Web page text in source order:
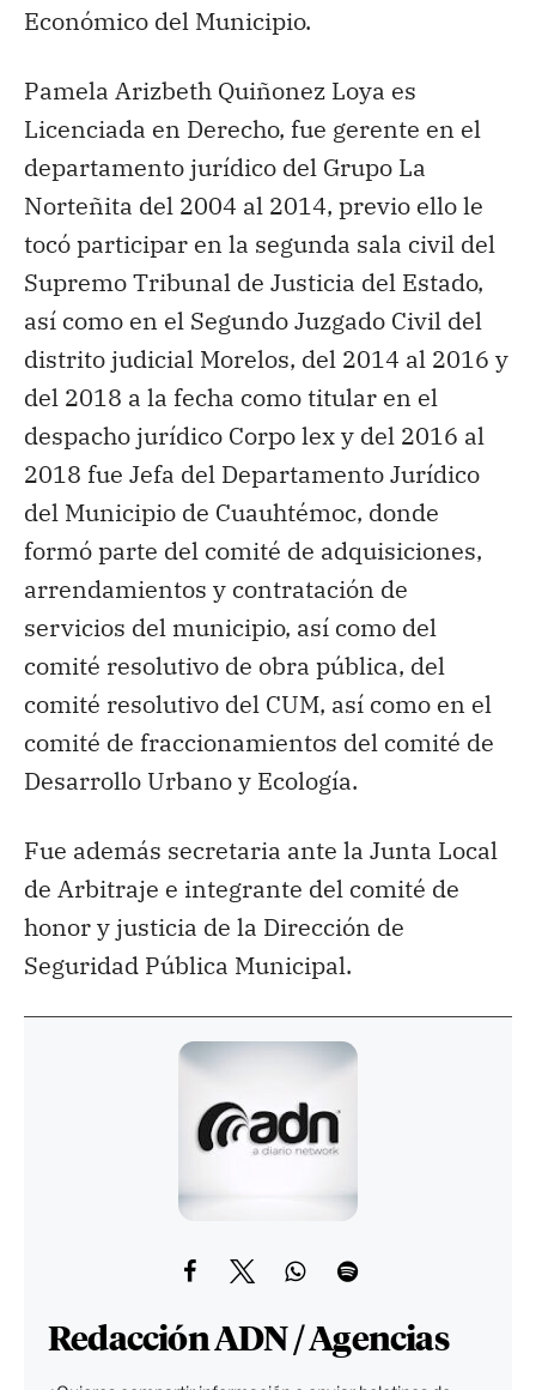
Económico del Municipio.
Pamela Arizbeth Quiñonez Loya es
Licenciada en Derecho, fue gerente en el
departamento jurídico del Grupo La
Norteñita del 2004 al 2014, previo ello le
tocó participar en la segunda sala civil del
Supremo Tribunal de Justicia del Estado,
así como en el Segundo Juzgado Civil del
distrito judicial Morelos, del 2014 al 2016 y
del 2018 a la fecha como titular en el
despacho jurídico Corpo lex y del 2016 al
2018 fue Jefa del Departamento Jurídico
del Municipio de Cuauhtémoc, donde
formó parte del comité de adquisiciones,
arrendamientos y contratación de
servicios del municipio, así como del
comité resolutivo de obra pública, del
comité resolutivo del CUM, así como en el
comité de fraccionamientos del comité de
Desarrollo Urbano y Ecología.
Fue además secretaria ante la Junta Local
de Arbitraje e integrante del comité de
honor y justicia de la Dirección de
Seguridad Pública Municipal.
Redacción ADN / Agencias